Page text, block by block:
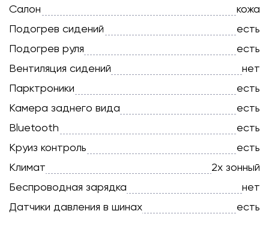
Салон
кожа
Подогрев сидений
есть
Подогрев руля
есть
Вентиляция сидений
нет
Парктроники
есть
Камера заднего вида
есть
Bluetooth
есть
Круиз контроль
есть
Климат
2х зонный
Беспроводная зарядка
нет
Датчики давления в шинах
есть